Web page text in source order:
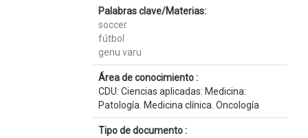
Palabras clave/Materias:
soccer
fútbol
genu varu
Área de conocimiento :
CDU: Ciencias aplicadas: Medicina:
Patología. Medicina clínica. Oncología
Tipo de documento :